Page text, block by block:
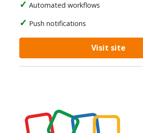
Automated workflows
Push notifications
Visit site